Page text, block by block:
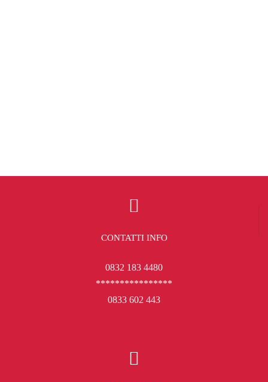
CONTATTI INFO
0832 183 4480
****************
0833 602 443